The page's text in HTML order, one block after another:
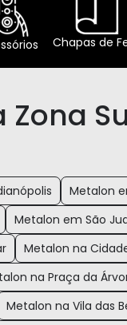
Chapas de
Metalon
Metalon em São
Metalon na
na Praça da
Metalon na Vila das